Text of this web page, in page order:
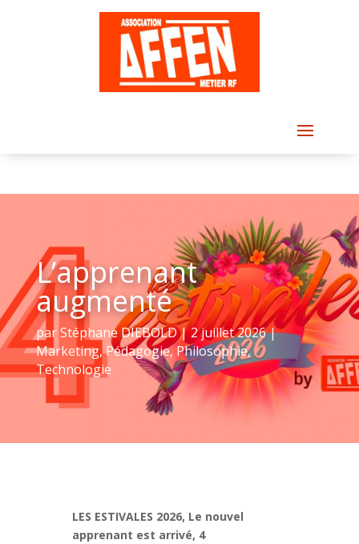
L’apprenant
augmenté
parStéphane DIEBOLD|2 juillet 2026|
Marketing,Pédagogie,Philosophie,
Technologie
LES ESTIVALES 2026, Le nouvel
apprenant est arrivé, 4